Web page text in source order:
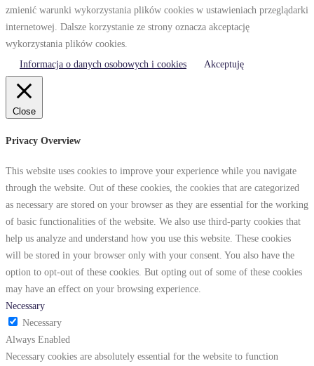
zmienić warunki wykorzystania plików cookies w ustawieniach przeglądarki
internetowej. Dalsze korzystanie ze strony oznacza akceptację
wykorzystania plików cookies.
Informacja o danych osobowych i cookies
Akceptuję
Close
Privacy Overview
This website uses cookies to improve your experience while you navigate
through the website. Out of these cookies, the cookies that are categorized
as necessary are stored on your browser as they are essential for the working
of basic functionalities of the website. We also use third-party cookies that
help us analyze and understand how you use this website. These cookies
will be stored in your browser only with your consent. You also have the
option to opt-out of these cookies. But opting out of some of these cookies
may have an effect on your browsing experience.
Necessary
Necessary
Always Enabled
Necessary cookies are absolutely essential for the website to function